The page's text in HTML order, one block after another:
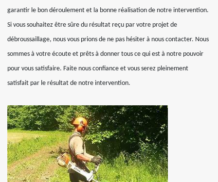
garantir le bon déroulement et la bonne réalisation de notre intervention.
Si vous souhaitez être sûre du résultat reçu par votre projet de
débroussaillage, nous vous prions de ne pas hésiter à nous contacter. Nous
sommes à votre écoute et prêts à donner tous ce qui est à notre pouvoir
pour vous satisfaire. Faite nous confiance et vous serez pleinement
satisfait par le résultat de notre intervention.